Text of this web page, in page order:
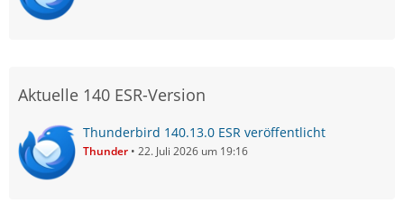
Aktuelle 140 ESR-Version
Thunderbird 140.13.0 ESR veröffentlicht
Thunder 22. Juli 2026 um 19:16